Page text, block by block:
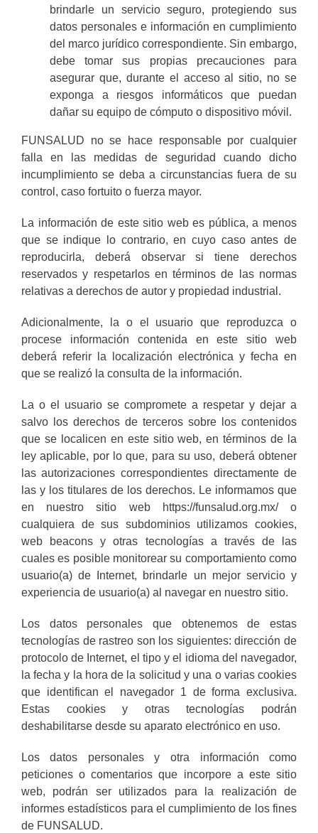
brindarle un servicio seguro, protegiendo sus
datos personales e información en cumplimiento
del marco jurídico correspondiente. Sin embargo,
debe tomar sus propias precauciones para
asegurar que, durante el acceso al sitio, no se
exponga a riesgos informáticos que puedan
dañar su equipo de cómputo o dispositivo móvil.
FUNSALUD no se hace responsable por cualquier
falla en las medidas de seguridad cuando dicho
incumplimiento se deba a circunstancias fuera de su
control, caso fortuito o fuerza mayor.
La información de este sitio web es pública, a menos
que se indique lo contrario, en cuyo caso antes de
reproducirla, deberá observar si tiene derechos
reservados y respetarlos en términos de las normas
relativas a derechos de autor y propiedad industrial.
Adicionalmente, la o el usuario que reproduzca o
procese información contenida en este sitio web
deberá referir la localización electrónica y fecha en
que se realizó la consulta de la información.
La o el usuario se compromete a respetar y dejar a
salvo los derechos de terceros sobre los contenidos
que se localicen en este sitio web, en términos de la
ley aplicable, por lo que, para su uso, deberá obtener
las autorizaciones correspondientes directamente de
las y los titulares de los derechos. Le informamos que
en nuestro sitio web
https://funsalud.org.mx/ o
cualquiera de sus subdominios utilizamos cookies,
web beacons y otras tecnologías a través de las
cuales es posible monitorear su comportamiento como
usuario(a) de Internet, brindarle un mejor servicio y
experiencia de usuario(a) al navegar en nuestro sitio.
Los datos personales que obtenemos de estas
tecnologías de rastreo son los siguientes: dirección de
protocolo de Internet, el tipo y el idioma del navegador,
la fecha y la hora de la solicitud y una o varias cookies
que identifican el navegador 1 de forma exclusiva.
Estas cookies y otras tecnologías podrán
deshabilitarse desde su aparato electrónico en uso.
Los datos personales y otra información como
peticiones o comentarios que incorpore a este sitio
web, podrán ser utilizados para la realización de
informes estadísticos para el cumplimiento de los fines
de FUNSALUD.